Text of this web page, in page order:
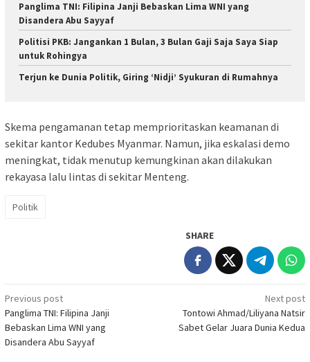
Panglima TNI: Filipina Janji Bebaskan Lima WNI yang
Disandera Abu Sayyaf
Politisi PKB: Jangankan 1 Bulan, 3 Bulan Gaji Saja Saya Siap
untuk Rohingya
Terjun ke Dunia Politik, Giring ‘Nidji’ Syukuran di Rumahnya
Skema pengamanan tetap memprioritaskan keamanan di
sekitar kantor Kedubes Myanmar. Namun, jika eskalasi demo
meningkat, tidak menutup kemungkinan akan dilakukan
rekayasa lalu lintas di sekitar Menteng.
Politik
SHARE
Post
navigation
Previous post
Panglima TNI: Filipina Janji
Bebaskan Lima WNI yang
Disandera Abu Sayyaf
Next post
Tontowi Ahmad/Liliyana Natsir
Sabet Gelar Juara Dunia Kedua